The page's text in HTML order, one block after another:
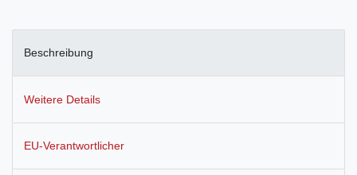
Beschreibung
Weitere Details
EU-Verantwortlicher